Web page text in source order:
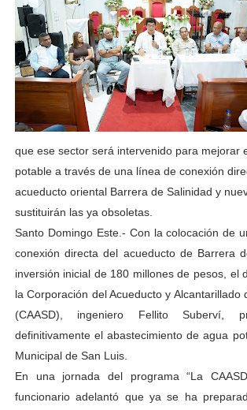
que ese sector será intervenido para mejorar
potable a través de una línea de conexión
acueducto oriental Barrera de Salinidad y
sustituirán las ya obsoletas.
Santo Domingo Este.- Con la colocación de
conexión directa del acueducto de Barrera
inversión inicial de 180 millones de pesos, el
la Corporación del Acueducto y Alcantarillado
(CAASD), ingeniero Fellito Suberví,
definitivamente el abastecimiento de agua
Municipal de San Luis.
En una jornada del programa “La
funcionario adelantó que ya se ha